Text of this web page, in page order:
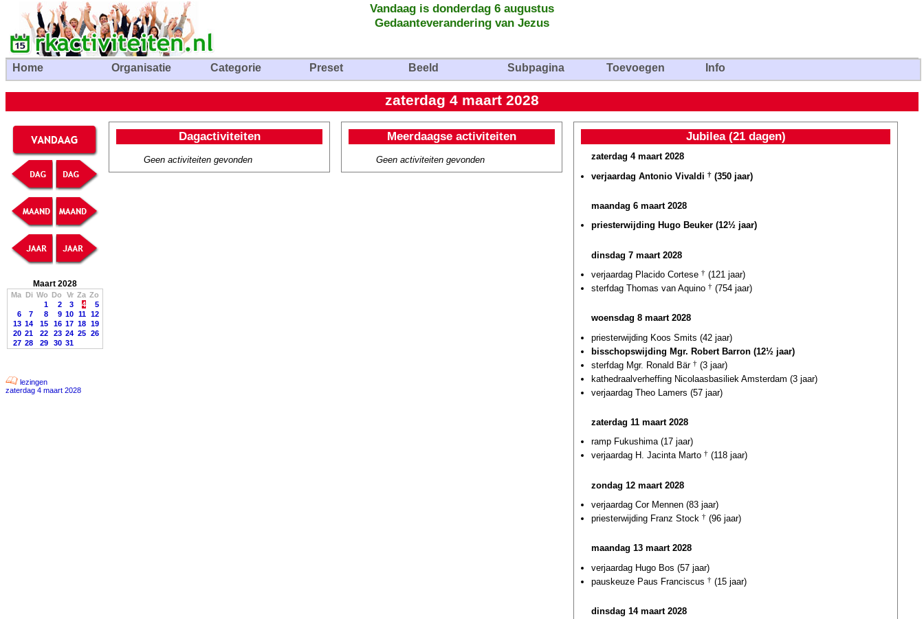
Vandaag is donderdag 6 augustus
Gedaanteverandering van Jezus
Home Organisatie Categorie Preset Beeld Subpagina Toevoegen Info
zaterdag 4 maart 2028
Maart 2028
Ma Di Wo Do Vr Za Zo
1
2 3 4
5
6
7 8 9 10 11 12
13 14 15 16 17 18 19
20 21 22 23 24 25 26
27 28 29 30 31
lezingen
zaterdag 4 maart 2028
Dagactiviteiten
Geen activiteiten gevonden
Meerdaagse activiteiten
Geen activiteiten gevonden
Jubilea (21 dagen)
zaterdag 4 maart 2028
verjaardag Antonio Vivaldi † (350 jaar)
maandag 6 maart 2028
priesterwijding Hugo Beuker (12½ jaar)
dinsdag 7 maart 2028
verjaardag Placido Cortese † (121 jaar)
sterfdag Thomas van Aquino † (754 jaar)
woensdag 8 maart 2028
priesterwijding Koos Smits (42 jaar)
bisschopswijding Mgr. Robert Barron (12½ jaar)
sterfdag Mgr. Ronald Bär † (3 jaar)
kathedraalverheffing Nicolaasbasiliek Amsterdam (3 jaar)
verjaardag Theo Lamers (57 jaar)
zaterdag 11 maart 2028
ramp Fukushima (17 jaar)
verjaardag H. Jacinta Marto † (118 jaar)
zondag 12 maart 2028
verjaardag Cor Mennen (83 jaar)
priesterwijding Franz Stock † (96 jaar)
maandag 13 maart 2028
verjaardag Hugo Bos (57 jaar)
pauskeuze Paus Franciscus † (15 jaar)
dinsdag 14 maart 2028